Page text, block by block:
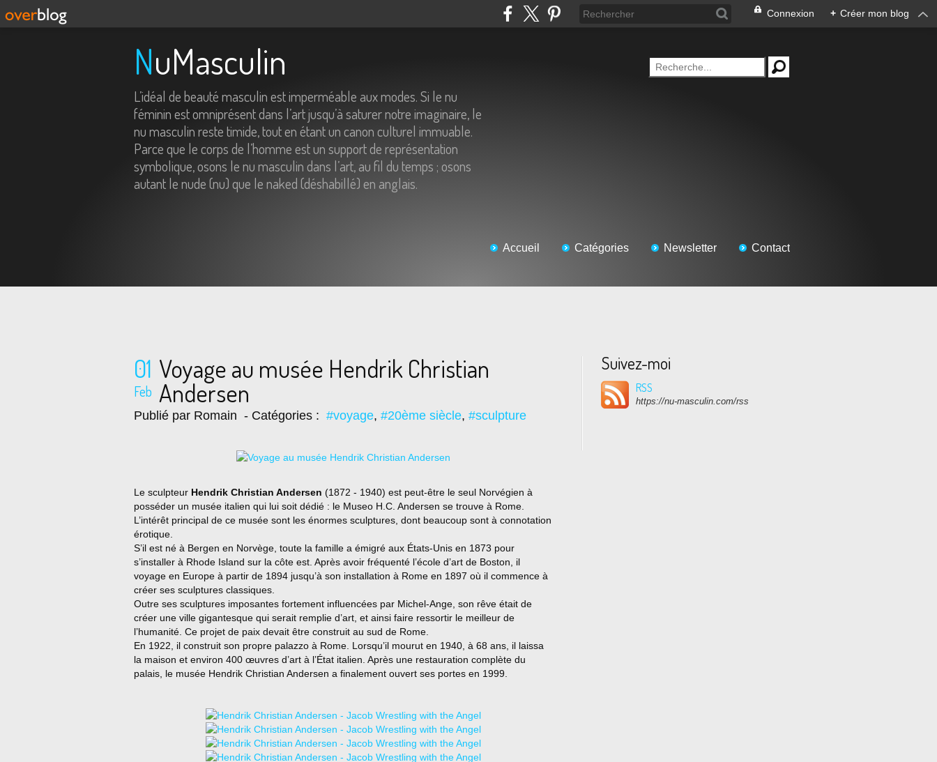
Connexion + Créer mon blog
NuMasculin
L’idéal de beauté masculin est imperméable aux modes. Si le nu
féminin est omniprésent dans l’art jusqu’à saturer notre imaginaire, le
nu masculin reste timide, tout en étant un canon culturel immuable.
Parce que le corps de l’homme est un support de représentation
symbolique, osons le nu masculin dans l’art, au fil du temps ; osons
autant le nude (nu) que le naked (déshabillé) en anglais.
Accueil Catégories Newsletter Contact
01
Feb
Voyage au musée Hendrik Christian
Andersen
Publié par Romain - Catégories : #voyage, #20ème siècle, #sculpture
Le sculpteur Hendrik Christian Andersen (1872 - 1940) est peut-être le seul Norvégien à
posséder un musée italien qui lui soit dédié : le Museo H.C. Andersen se trouve à Rome.
L’intérêt principal de ce musée sont les énormes sculptures, dont beaucoup sont à connotation
érotique.
S’il est né à Bergen en Norvège, toute la famille a émigré aux États-Unis en 1873 pour
s’installer à Rhode Island sur la côte est. Après avoir fréquenté l’école d’art de Boston, il
voyage en Europe à partir de 1894 jusqu’à son installation à Rome en 1897 où il commence à
créer ses sculptures classiques.
Outre ses sculptures imposantes fortement influencées par Michel-Ange, son rêve était de
créer une ville gigantesque qui serait remplie d’art, et ainsi faire ressortir le meilleur de
l’humanité. Ce projet de paix devait être construit au sud de Rome.
En 1922, il construit son propre palazzo à Rome. Lorsqu’il mourut en 1940, à 68 ans, il laissa
la maison et environ 400 œuvres d’art à l’État italien. Après une restauration complète du
palais, le musée Hendrik Christian Andersen a finalement ouvert ses portes en 1999.
Suivez-moi
RSS
https://nu-masculin.com/rss